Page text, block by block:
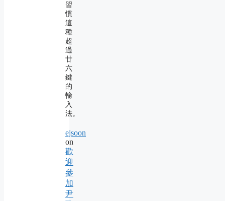
習
慣
這
種
超
過
廿
六
鍵
的
輸
入
法。
ejsoon
on
歡
迎
參
加
尹